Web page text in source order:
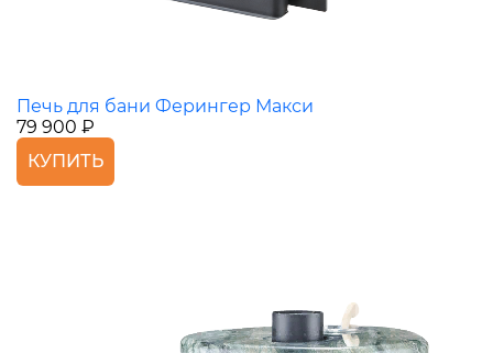
Печь для бани Ферингер Макси
79 900 ₽
КУПИТЬ